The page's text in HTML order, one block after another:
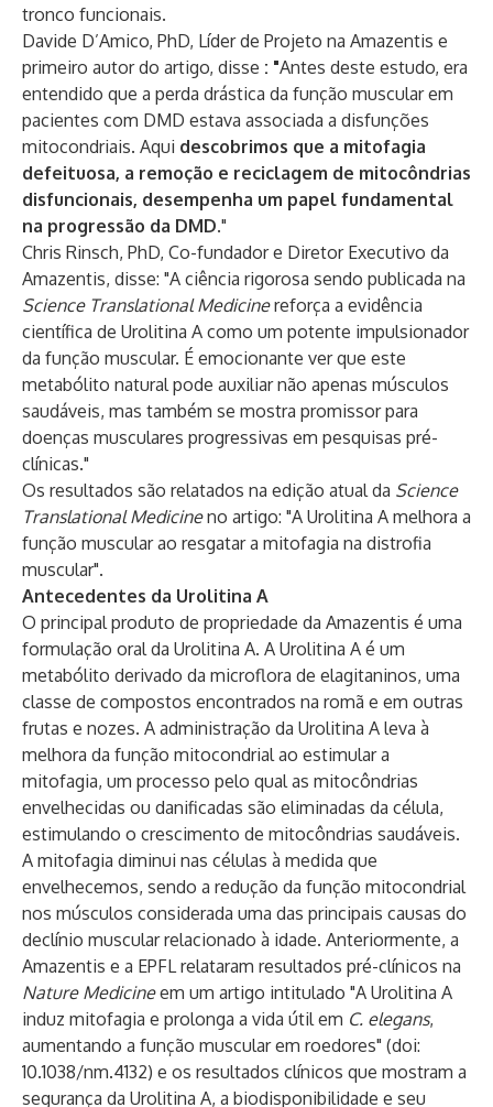
tronco funcionais.
Davide D’Amico, PhD, Líder de Projeto na Amazentis e
primeiro autor do artigo, disse : "Antes deste estudo, era
entendido que a perda drástica da função muscular em
pacientes com DMD estava associada a disfunções
mitocondriais. Aqui descobrimos que a mitofagia
defeituosa, a remoção e reciclagem de mitocôndrias
disfuncionais, desempenha um papel fundamental
na progressão da DMD."
Chris Rinsch, PhD, Co-fundador e Diretor Executivo da
Amazentis, disse: "A ciência rigorosa sendo publicada na
Science Translational Medicinereforça a evidência
científica de Urolitina A como um potente impulsionador
da função muscular. É emocionante ver que este
metabólito natural pode auxiliar não apenas músculos
saudáveis, mas também se mostra promissor para
doenças musculares progressivas em pesquisas pré-
clínicas."
Os resultados são relatados na edição atual da Science
Translational Medicineno artigo: "A Urolitina A melhora a
função muscular ao resgatar a mitofagia na distrofia
muscular".
Antecedentes da Urolitina A
O principal produto de propriedade da Amazentis é uma
formulação oral da Urolitina A. A Urolitina A é um
metabólito derivado da microflora de elagitaninos, uma
classe de compostos encontrados na romã e em outras
frutas e nozes. A administração da Urolitina A leva à
melhora da função mitocondrial ao estimular a
mitofagia, um processo pelo qual as mitocôndrias
envelhecidas ou danificadas são eliminadas da célula,
estimulando o crescimento de mitocôndrias saudáveis.
A mitofagia diminui nas células à medida que
envelhecemos, sendo a redução da função mitocondrial
nos músculos considerada uma das principais causas do
declínio muscular relacionado à idade. Anteriormente, a
Amazentis e a EPFL relataram resultados pré-clínicos na
Nature Medicineem um artigo intitulado "A Urolitina A
induz mitofagia e prolonga a vida útil em C. elegans,
aumentando a função muscular em roedores" (doi:
10.1038/nm.4132) e os resultados clínicos que mostram a
segurança da Urolitina A, a biodisponibilidade e seu